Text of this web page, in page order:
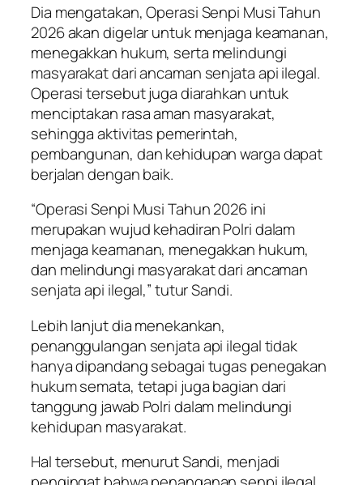
Dia mengatakan, Operasi Senpi Musi Tahun
2026 akan digelar untuk menjaga keamanan,
menegakkan hukum, serta melindungi
masyarakat dari ancaman senjata api ilegal.
Operasi tersebut juga diarahkan untuk
menciptakan rasa aman masyarakat,
sehingga aktivitas pemerintah,
pembangunan, dan kehidupan warga dapat
berjalan dengan baik.
“Operasi Senpi Musi Tahun 2026 ini
merupakan wujud kehadiran Polri dalam
menjaga keamanan, menegakkan hukum,
dan melindungi masyarakat dari ancaman
senjata api ilegal,” tutur Sandi.
Lebih lanjut dia menekankan,
penanggulangan senjata api ilegal tidak
hanya dipandang sebagai tugas penegakan
hukum semata, tetapi juga bagian dari
tanggung jawab Polri dalam melindungi
kehidupan masyarakat.
Hal tersebut, menurut Sandi, menjadi